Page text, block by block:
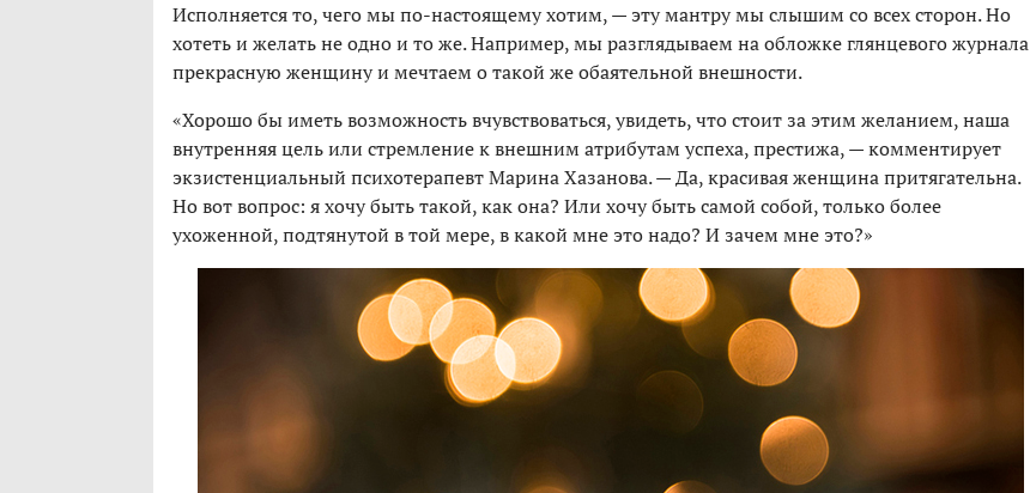
Исполняется то, чего мы по-настоящему хотим, — эту мантру мы слышим со всех сторон. Но
хотеть и желать не одно и то же. Например, мы разглядываем на обложке глянцевого журнала
прекрасную женщину и мечтаем о такой же обаятельной внешности.
«Хорошо бы иметь возможность вчувствоваться, увидеть, что стоит за этим желанием, наша
внутренняя цель или стремление к внешним атрибутам успеха, престижа, — комментирует
экзистенциальный психотерапевт Марина Хазанова. — Да, красивая женщина притягательна.
Но вот вопрос: я хочу быть такой, как она? Или хочу быть самой собой, только более
ухоженной, подтянутой в той мере, в какой мне это надо? И зачем мне это?»